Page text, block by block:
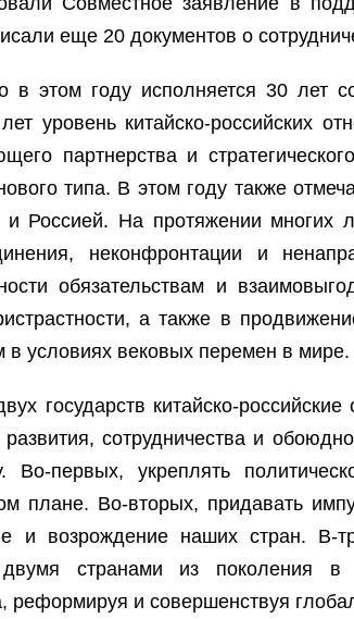
еще 20 документов о
этом году исполняется 30 лет
уровень китайско-российских
партнерства и
типа. В этом году также
Россией. На протяжении многих
неконфронтации и
обязательствам и
а также в
условиях вековых перемен в мире.
государств китайско-
сотрудничества и
первых, укреплять
плане. Во-вторых, придавать
и возрождение наших стран. В-
странами из поколения в
реформируя и совершенствуя